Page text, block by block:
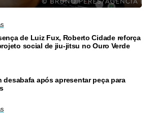
de Luiz Fux, Roberto Cidade reforça
social de jiu-jitsu no Ouro Verde
desabafa após apresentar peça para